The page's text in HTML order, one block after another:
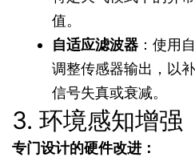
值。
自适应滤波器 ：使用
调整传感器输出，以
信号失真或衰减。
3. 环境感知增强
专门设计的硬件改进：